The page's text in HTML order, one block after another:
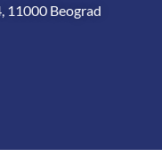
11000 Beograd